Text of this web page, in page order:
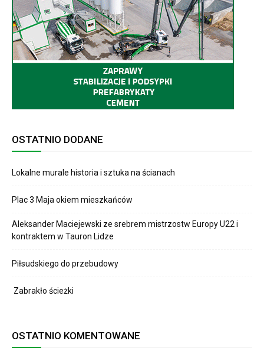
OSTATNIO DODANE
Lokalne murale historia i sztuka na ścianach
Plac 3 Maja okiem mieszkańców
Aleksander Maciejewski ze srebrem mistrzostw Europy U22 i
kontraktem w Tauron Lidze
Piłsudskiego do przebudowy
Zabrakło ścieżki
OSTATNIO KOMENTOWANE